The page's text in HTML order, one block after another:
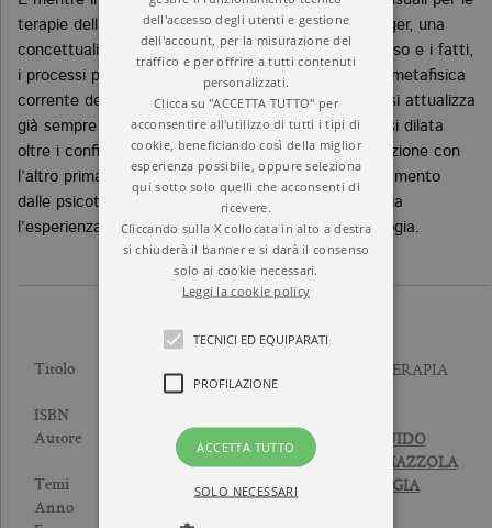
terapie della psiche, dai Padri del deserto a Heidegger, una
concettualità rinnovata sgretola le paratie tra il senso e i fatti,
i processi psichici e gli avvenimenti, sovvertendo la metafisica
corrente dell’intersoggettività: la motilità della vita si attualizza
già sempre in contesti di significatività, il corporeo si dilata
oltre i confini della carne, perché partecipa alla relazione con
l’altro prima di ogni mediazione empatica. L’affrancamento
dalle psicoterapie scientifiche abituate a strappar via
l’esperienza dalla vita ha oggi il nome di fenomenologia.
Titolo
FONDAMENTI DI PSICOTERAPIA
FENOMENOLOGICA
ISBN
Autore GIAMPIERO ARCIERO
GUIDO
BONDOLFI,VIRIDIANA MAZZOLA
Temi PSICOANALISI E PSICOLOGIA
Anno
dell'accesso degli utenti e gestione
dell'account, per la misurazione del
traffico e per offrire a tutti contenuti
personalizzati.
Clicca su "ACCETTA TUTTO" per
acconsentire all'utilizzo di tutti i tipi di
cookie, beneficiando così della miglior
esperienza possibile, oppure seleziona
qui sotto solo quelli che acconsenti di
ricevere.
Cliccando sulla X collocata in alto a destra
si chiuderà il banner e si darà il consenso
solo ai cookie necessari.
Leggi la cookie policy
TECNICI ED EQUIPARATI
PROFILAZIONE
ACCETTA TUTTO
SOLO NECESSARI